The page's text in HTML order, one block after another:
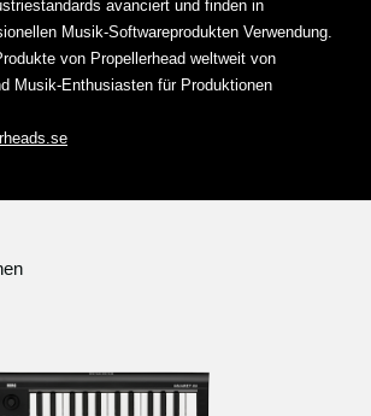
avanciert und finden in
Musik-Softwareprodukten Verwendung.
von Propellerhead weltweit von
Musik-Enthusiasten für Produktionen